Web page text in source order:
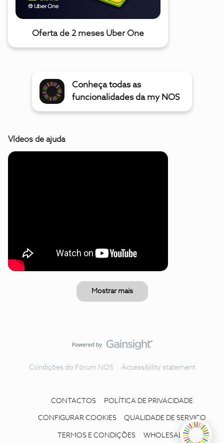
Oferta de 2 meses Uber One
Conheça todas as
funcionalidades da my NOS
Vídeos de ajuda
Mostrar mais
Condições do Fórum NOS Accessibility statement
CONTACTOS POLÍTICA DE PRIVACIDADE
CONFIGURAR COOKIES QUALIDADE DE SERVIÇO
TERMOS E CONDIÇÕES WHOLESALE